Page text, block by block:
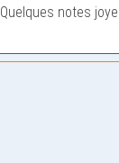
Quelques notes